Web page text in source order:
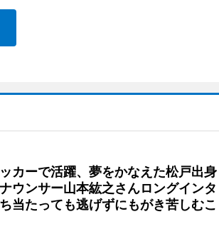
カーで活躍、夢をかなえた松戸出身
ウンサー山本紘之さんロングインタ
当たっても逃げずにもがき苦しむこ